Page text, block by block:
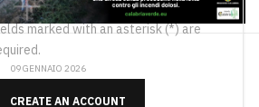
marked with an asterisk (*) are
CREATE AN ACCOUNT
09 GENNAIO 2026